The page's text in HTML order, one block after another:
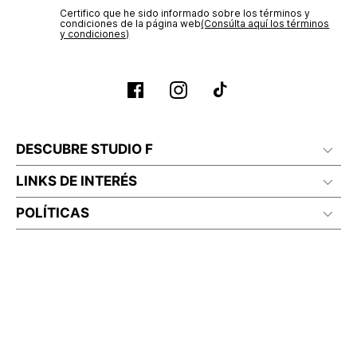
Certifico que he sido informado sobre los términos y
condiciones de la página web‎(Consúlta aquí los términos
y condiciones)
DESCUBRE STUDIO F
LINKS DE INTERÉS
POLÍTICAS